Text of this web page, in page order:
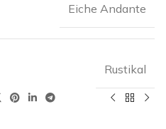
Eiche Andante
Rustikal